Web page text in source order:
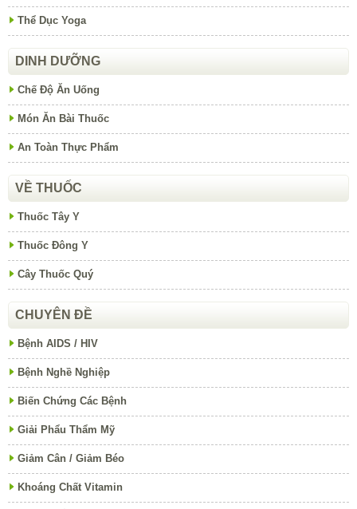
Thể Dục Yoga
DINH DƯỠNG
Chế Độ Ăn Uống
Món Ăn Bài Thuốc
An Toàn Thực Phẩm
VỀ THUỐC
Thuốc Tây Y
Thuốc Đông Y
Cây Thuốc Quý
CHUYÊN ĐỀ
Bệnh AIDS / HIV
Bệnh Nghề Nghiệp
Biến Chứng Các Bệnh
Giải Phẩu Thẩm Mỹ
Giảm Cân / Giảm Béo
Khoáng Chất Vitamin